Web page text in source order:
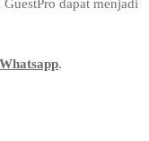
dapat menjadi
Whatsapp.